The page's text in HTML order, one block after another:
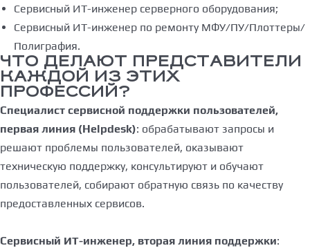
Сервисный ИТ-инженер серверного оборудования;
Сервисный ИТ-инженер по ремонту МФУ/ПУ/Плоттеры/
Полиграфия.
ЧТО ДЕЛАЮТ ПРЕДСТАВИТЕЛИ
КАЖДОЙ ИЗ ЭТИХ
ПРОФЕССИЙ?
Специалист сервисной поддержки пользователей,
первая линия (Helpdesk): обрабатывают запросы и
решают проблемы пользователей, оказывают
техническую поддержку, консультируют и обучают
пользователей, собирают обратную связь по качеству
предоставленных сервисов.
Сервисный ИТ-инженер, вторая линия поддержки: